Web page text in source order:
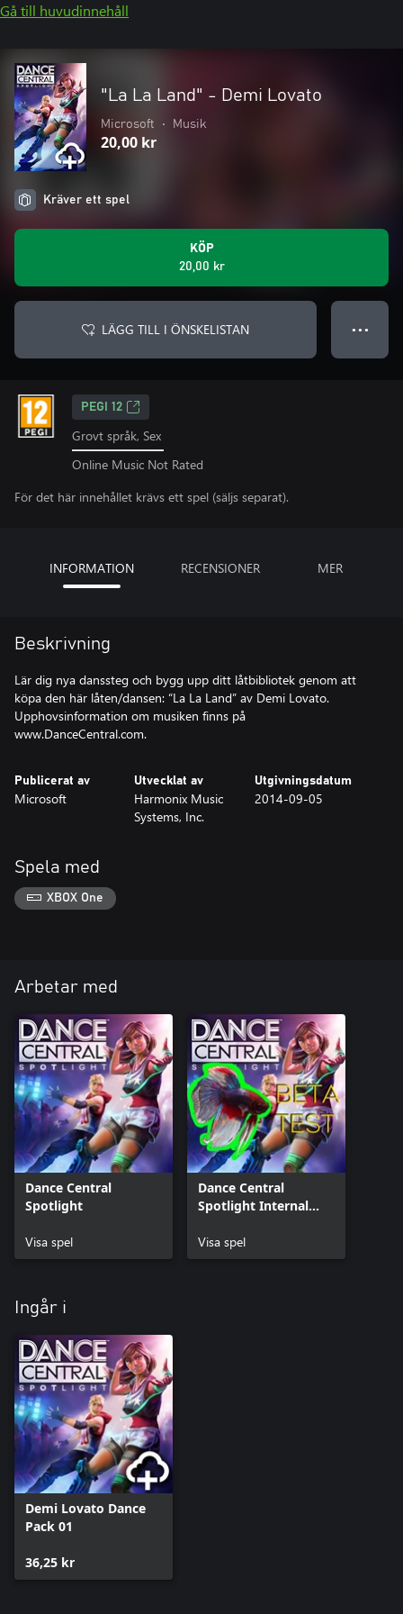
Gå till huvudinnehåll
"La La Land" - Demi Lovato
Microsoft • Musik
20,00 kr
Kräver ett spel
KÖP
20,00 kr
LÄGG TILL I ÖNSKELISTAN ● ● ●
PEGI 12
Grovt språk, Sex
Online Music Not Rated
För det här innehållet krävs ett spel (säljs separat).
INFORMATION RECENSIONER MER
Beskrivning
Lär dig nya danssteg och bygg upp ditt låtbibliotek genom att
köpa den här låten/dansen: “La La Land” av Demi Lovato.
Upphovsinformation om musiken finns på
www.DanceCentral.com.
Publicerat av
Microsoft
Utvecklat av
Harmonix Music
Systems, Inc.
Utgivningsdatum
2014-09-05
Spela med
XBOX One
Arbetar med
Dance Central
Spotlight
Visa spel
Dance Central
Spotlight Internal
Visa spel
Ingår i
Demi Lovato Dance
Pack 01
36,25 kr